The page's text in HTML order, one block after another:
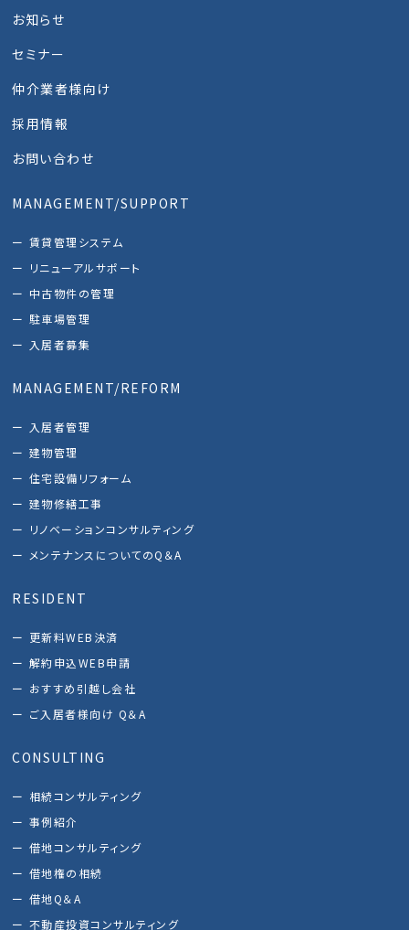
お知らせ
セミナー
仲介業者様向け
採用情報
お問い合わせ
MANAGEMENT/SUPPORT
賃貸管理システム
リニューアルサポート
中古物件の管理
駐車場管理
入居者募集
MANAGEMENT/REFORM
入居者管理
建物管理
住宅設備リフォーム
建物修繕工事
リノベーションコンサルティング
メンテナンスについてのQ＆A
RESIDENT
更新料WEB決済
解約申込WEB申請
おすすめ引越し会社
ご入居者様向け Q＆A
CONSULTING
相続コンサルティング
事例紹介
借地コンサルティング
借地権の相続
借地Q＆A
不動産投資コンサルティング